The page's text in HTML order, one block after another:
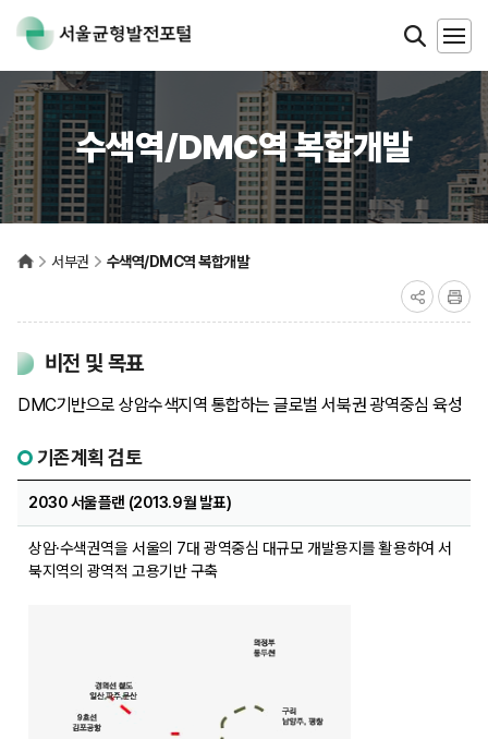
수색역/DMC역 복합개발
서부권 수색역/DMC역 복합개발
비전 및 목표
DMC기반으로 상암수색지역 통합하는 글로벌 서북권 광역중심 육성
기존계획 검토
2030 서울플랜 (2013.9월 발표)
상암·수색권역을 서울의 7대 광역중심 대규모 개발용지를 활용하여 서
북지역의 광역적 고용기반 구축